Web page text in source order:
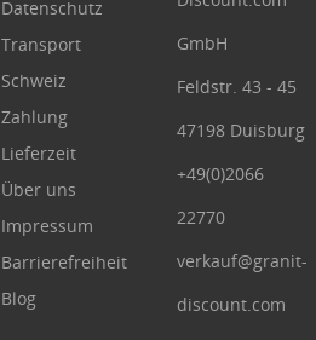
Datenschutz
Transport
Schweiz
Zahlung
Lieferzeit
Über uns
Impressum
Barrierefreiheit
Blog
GmbH
Feldstr. 43 - 45
47198 Duisburg
+49(0)2066
22770
verkauf@granit-
discount.com